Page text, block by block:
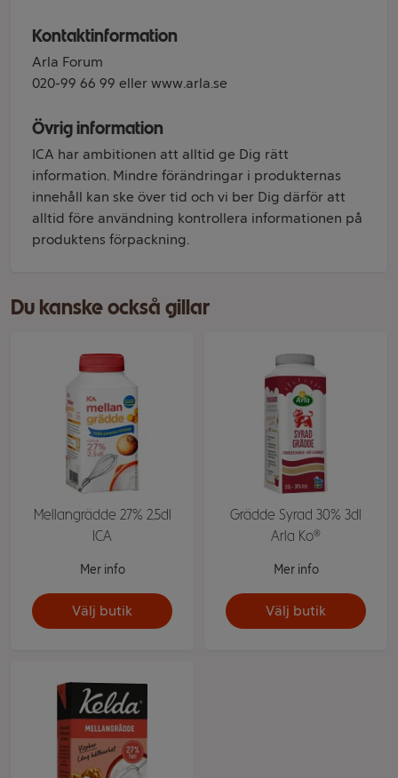
Kontaktinformation
Arla Forum
020-99 66 99 eller www.arla.se
Övrig information
ICA har ambitionen att alltid ge Dig rätt
information. Mindre förändringar i produkternas
innehåll kan ske över tid och vi ber Dig därför att
alltid före användning kontrollera informationen på
produktens förpackning.
Du kanske också gillar
Mellangrädde 27% 2,5dl
ICA
Mer info
Välj butik
Grädde Syrad 30% 3dl
Arla Ko®
Mer info
Välj butik